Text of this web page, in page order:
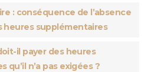
: conséquence de l’absence
heures supplémentaires
il payer des heures
qu’il n’a pas exigées ?